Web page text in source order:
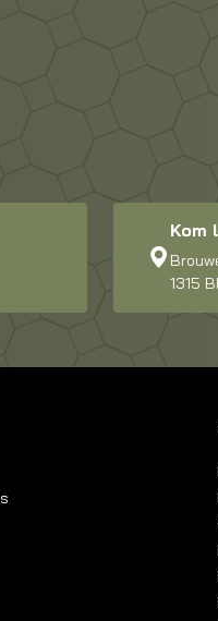
Kom
1315